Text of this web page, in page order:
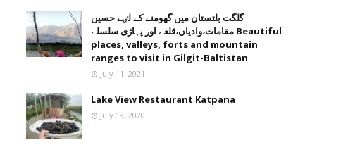
گلگت بلتستان میں گھومنے کے لٸے حسین
مقامات،وادیاں،قلعے اور پہاڑی سلسلے Beautiful
places, valleys, forts and mountain
ranges to visit in Gilgit-Baltistan
July 11, 2021
Lake View Restaurant Katpana
July 19, 2020